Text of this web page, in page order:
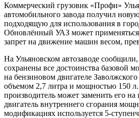
Коммерческий грузовик «Профи»
автомобильного завода получил
подходящую для использования в
Обновлённый УАЗ может применяться
запрет на движение машин весом,
На Ульяновском автозаводе
сохранены все достоинства базовой
на бензиновом двигателе
объемом 2,7 литра и мощностью 150 л.
производитель может заменить его на
двигатель внутреннего сгорания
модификациях используется 5-